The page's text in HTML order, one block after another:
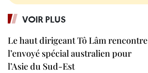
VOIR PLUS
Le haut dirigeant Tô Lâm rencontre
l’envoyé spécial australien pour
l’Asie du Sud-Est